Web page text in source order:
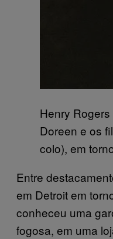
Henry
Doreen e os
colo), em
Entre
em Detroit em
conheceu uma
fogosa, em uma